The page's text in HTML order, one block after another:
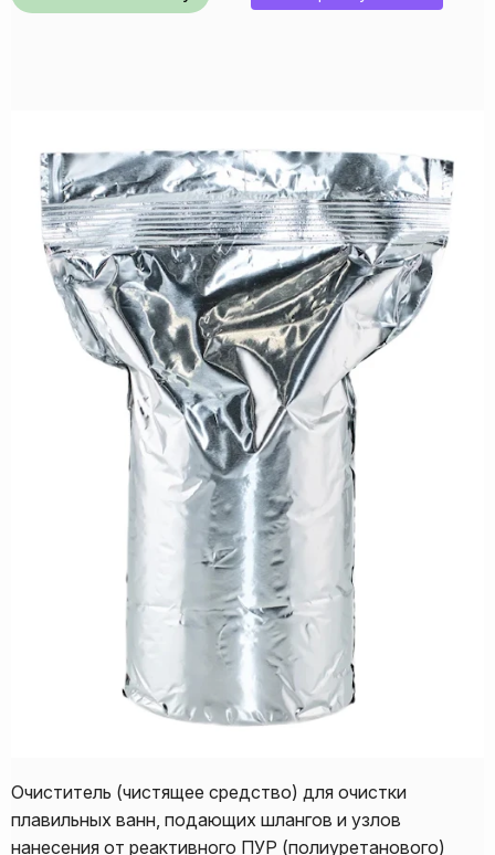
Очиститель (чистящее средство) для очистки
плавильных ванн, подающих шлангов и узлов
нанесения от реактивного ПУР (полиуретанового)